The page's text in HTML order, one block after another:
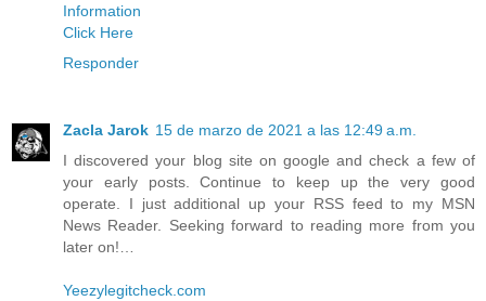
Information
Click Here
Responder
Zacla Jarok 15 de marzo de 2021 a las 12:49 a.m.
I discovered your blog site on google and check a few of
your early posts. Continue to keep up the very good
operate. I just additional up your RSS feed to my MSN
News Reader. Seeking forward to reading more from you
later on!…
Yeezylegitcheck.com